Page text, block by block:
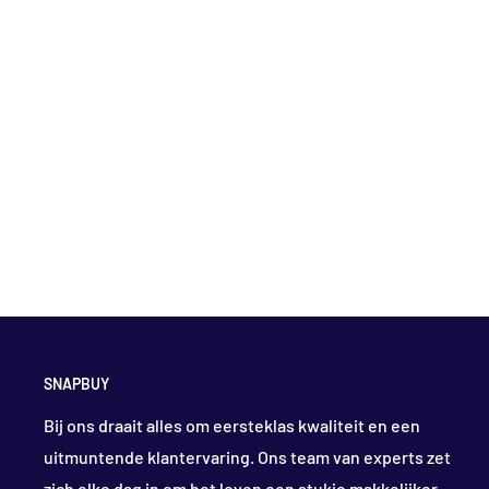
SNAPBUY
Bij ons draait alles om eersteklas kwaliteit en een
uitmuntende klantervaring. Ons team van experts zet